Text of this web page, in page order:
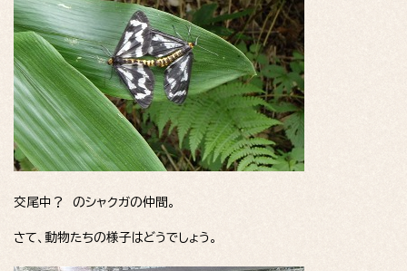
交尾中？ のシャクガの仲間。
さて、動物たちの様子はどうでしょう。